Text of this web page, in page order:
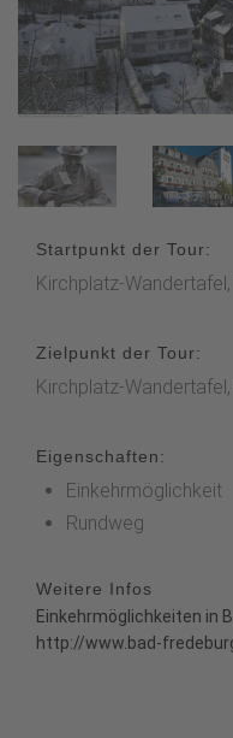
Startpunkt der Tour:
Kirchplatz-
Zielpunkt der Tour:
Kirchplatz-
Eigenschaften:
Einkehrmöglichkeit
Rundweg
Weitere Infos
Einkehrmöglichkeiten in
http://www.bad-